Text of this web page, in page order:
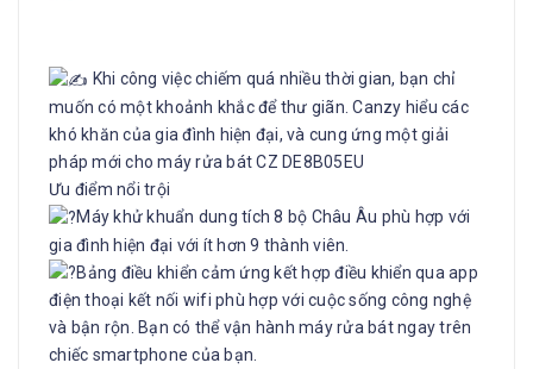
Khi công việc chiếm quá nhiều thời gian, bạn chỉ
muốn có một khoảnh khắc để thư giãn. Canzy hiểu các
khó khăn của gia đình hiện đại, và cung ứng một giải
pháp mới cho máy rửa bát CZ DE8B05EU
Ưu điểm nổi trội
Máy khử khuẩn dung tích 8 bộ Châu Âu phù hợp với
gia đình hiện đại với ít hơn 9 thành viên.
Bảng điều khiển cảm ứng kết hợp điều khiển qua app
điện thoại kết nối wifi phù hợp với cuộc sống công nghệ
và bận rộn. Bạn có thể vận hành máy rửa bát ngay trên
chiếc smartphone của bạn.